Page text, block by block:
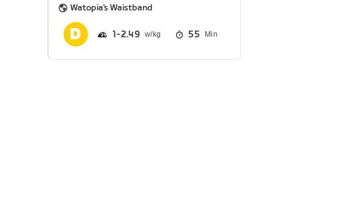
Watopia's Waistband
1 2.49 55 Min